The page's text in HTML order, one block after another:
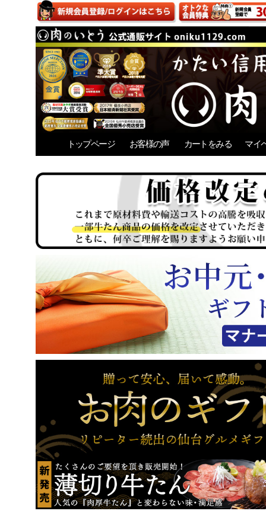
トップページ お客様の声 カートをみる マイ